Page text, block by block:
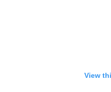
View